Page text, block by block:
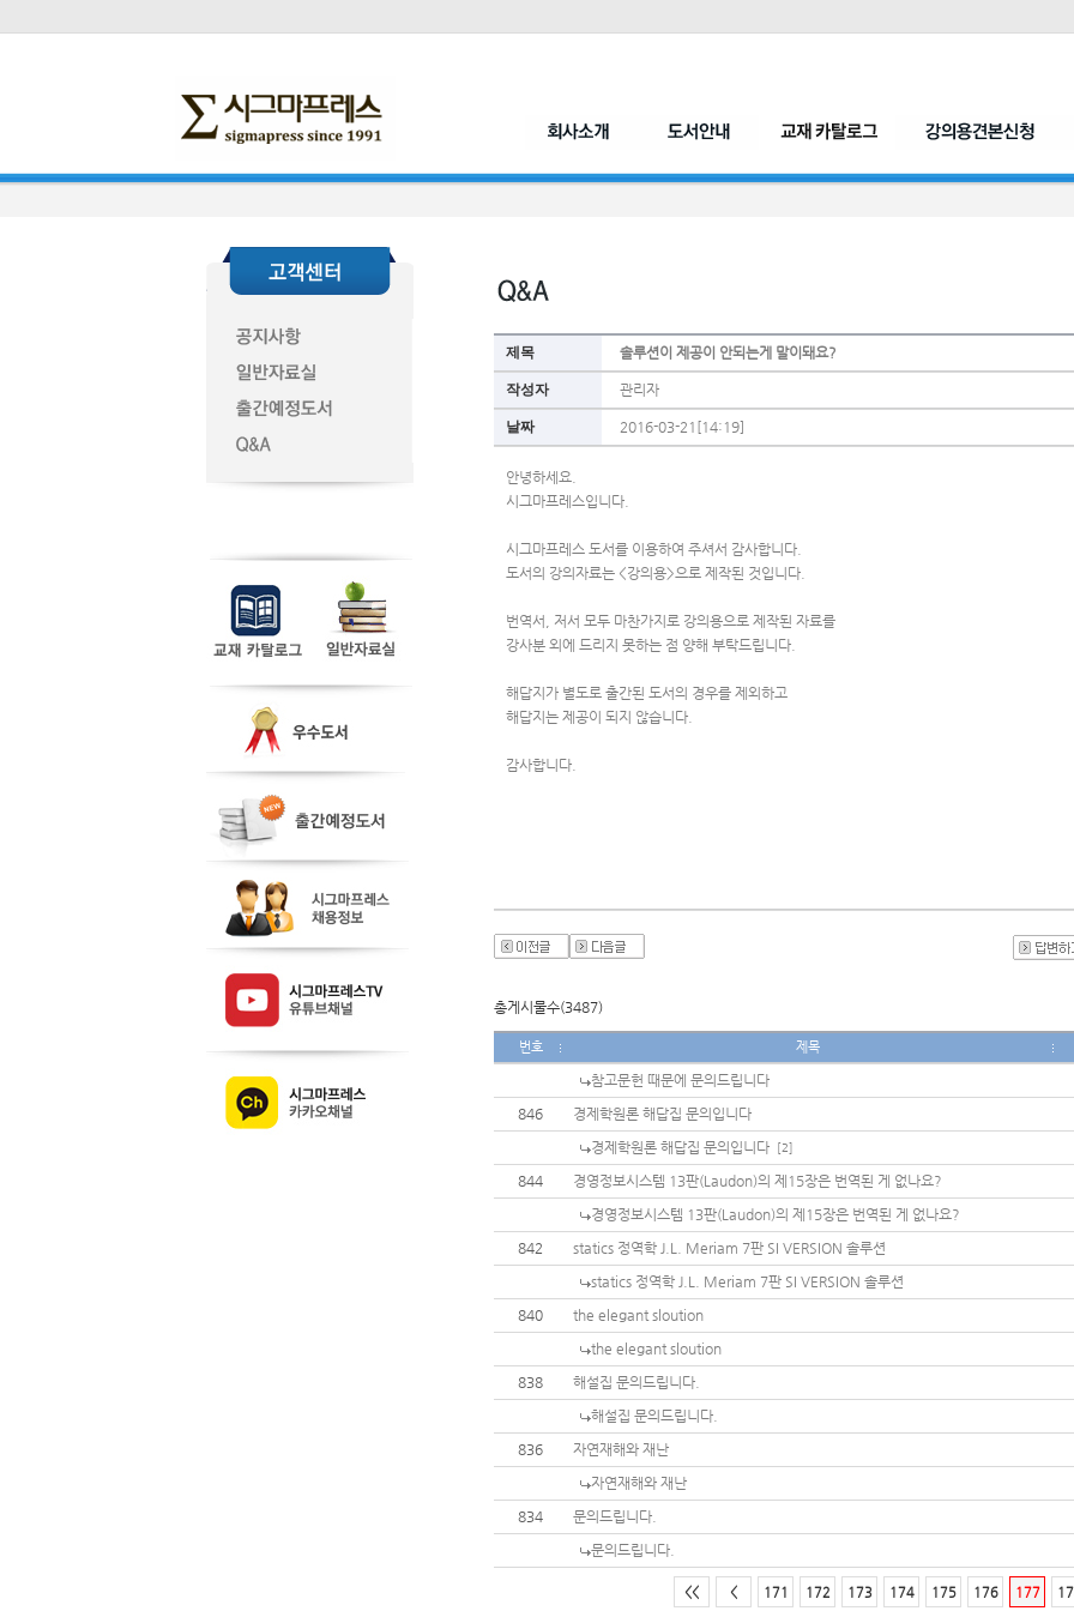
제목 솔루션이 제공이 안되는게 말이돼요?
작성자 관리자
날짜 2016-03-21[14:19]
안녕하세요.
시그마프레스입니다.
시그마프레스 도서를 이용하여 주셔서 감사합니다.
도서의 강의자료는 <강의용>으로 제작된 것입니다.
번역서, 저서 모두 마찬가지로 강의용으로 제작된 자료를
강사분 외에 드리지 못하는 점 양해 부탁드립니다.
해답지가 별도로 출간된 도서의 경우를 제외하고
해답지는 제공이 되지 않습니다.
감사합니다.
총게시물수(3487)
번호 제목
참고문헌 때문에 문의드립니다
846
경제학원론 해답집 문의입니다
경제학원론 해답집 문의입니다 [2]
844
경영정보시스템 13판(Laudon)의 제15장은 번역된 게 없나요?
경영정보시스템 13판(Laudon)의 제15장은 번역된 게 없나요?
842
statics 정역학 J.L. Meriam 7판 SI VERSION 솔루션
statics 정역학 J.L. Meriam 7판 SI VERSION 솔루션
840
the elegant sloution
the elegant sloution
838
해설집 문의드립니다.
해설집 문의드립니다.
836
자연재해와 재난
자연재해와 재난
834
문의드립니다.
문의드립니다.
<< < 171 172 173 174 175 176 177